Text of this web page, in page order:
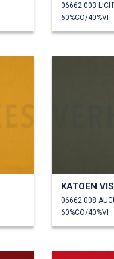
06662.003
60%CO/40%VI
KATOEN
06662.008
60%CO/40%VI